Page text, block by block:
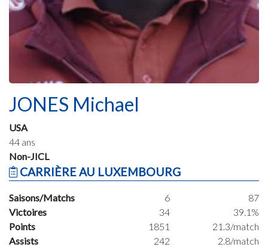
JONES Michael
USA
44 ans
Non-JICL
CARRIÈRE AU LUXEMBOURG
Saisons/Matchs 6
87
Victoires
34
39.1%
Points
1851
21.3/match
Assists
242
2.8/match